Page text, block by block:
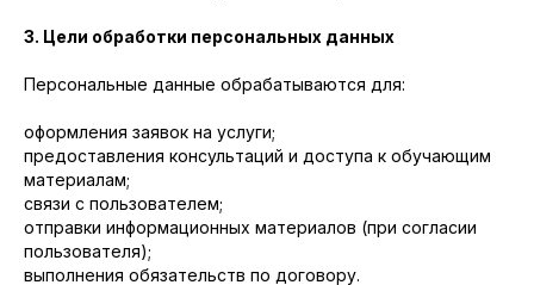
3. Цели обработки персональных данных
Персональные данные обрабатываются для:
оформления заявок на услуги;
предоставления консультаций и доступа к обучающим
материалам;
связи с пользователем;
отправки информационных материалов (при согласии
пользователя);
выполнения обязательств по договору.